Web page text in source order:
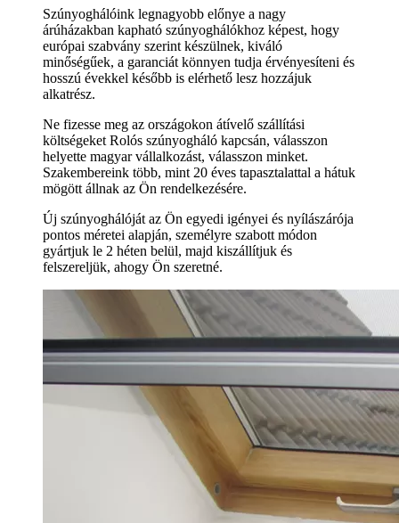
Szúnyoghálóink legnagyobb előnye a nagy
árúházakban kapható szúnyoghálókhoz képest, hogy
európai szabvány szerint készülnek, kiváló
minőségűek, a garanciát könnyen tudja érvényesíteni és
hosszú évekkel később is elérhető lesz hozzájuk
alkatrész.
Ne fizesse meg az országokon átívelő szállítási
költségeket Rolós szúnyogháló kapcsán, válasszon
helyette magyar vállalkozást, válasszon minket.
Szakembereink több, mint 20 éves tapasztalattal a hátuk
mögött állnak az Ön rendelkezésére.
Új szúnyoghálóját az Ön egyedi igényei és nyílászárója
pontos méretei alapján, személyre szabott módon
gyártjuk le 2 héten belül, majd kiszállítjuk és
felszereljük, ahogy Ön szeretné.